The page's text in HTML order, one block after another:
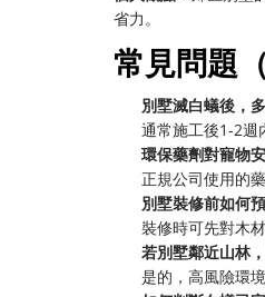
省力。
常見問題
別墅滅白蟻後，
通常施工後1-2週
環保藥劑對寵物
正規公司使用的
別墅裝修前如何
裝修時可先對木
若別墅鄰近山林
是的，高風險環